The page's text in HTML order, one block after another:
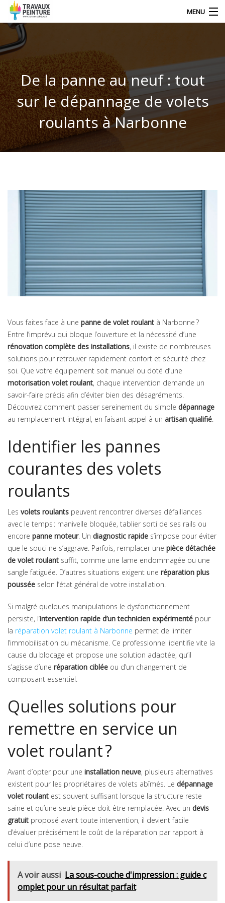
MENU
NOS DERNIERS ARTICLES
DÉCORATION
TRAVAUX
TECHNIQUE DE PEINTRE
CONTACT
De la panne au neuf : tout
sur le dépannage de volets
roulants à Narbonne
Vous faites face à une panne de volet roulant à Narbonne ?
Entre l’imprévu qui bloque l’ouverture et la nécessité d’une
rénovation complète des installations, il existe de nombreuses
solutions pour retrouver rapidement confort et sécurité chez
soi. Que votre équipement soit manuel ou doté d’une
motorisation volet roulant, chaque intervention demande un
savoir-faire précis afin d’éviter bien des désagréments.
Découvrez comment passer sereinement du simple dépannage
au remplacement intégral, en faisant appel à un artisan qualifié.
Identifier les pannes
courantes des volets
roulants
Les volets roulants peuvent rencontrer diverses défaillances
avec le temps : manivelle bloquée, tablier sorti de ses rails ou
encore panne moteur. Un diagnostic rapide s’impose pour éviter
que le souci ne s’aggrave. Parfois, remplacer une pièce détachée
de volet roulant suffit, comme une lame endommagée ou une
sangle fatiguée. D’autres situations exigent une réparation plus
poussée selon l’état général de votre installation.
Si malgré quelques manipulations le dysfonctionnement
persiste, l’intervention rapide d’un technicien expérimenté pour
la réparation volet roulant à Narbonne permet de limiter
l’immobilisation du mécanisme. Ce professionnel identifie vite la
cause du blocage et propose une solution adaptée, qu’il
s’agisse d’une réparation ciblée ou d’un changement de
composant essentiel.
Quelles solutions pour
remettre en service un
volet roulant ?
Avant d’opter pour une installation neuve, plusieurs alternatives
existent pour les propriétaires de volets abîmés. Le dépannage
volet roulant est souvent suffisant lorsque la structure reste
saine et qu’une seule pièce doit être remplacée. Avec un devis
gratuit proposé avant toute intervention, il devient facile
d’évaluer précisément le coût de la réparation par rapport à
celui d’une pose neuve.
A voir aussi La sous-couche d'impression : guide c
omplet pour un résultat parfait